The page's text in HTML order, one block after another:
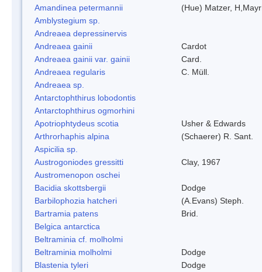
Amandinea petermannii
(Hue) Matzer,
Amblystegium sp.
Andreaea depressinervis
Andreaea gainii
Cardot
Andreaea gainii var. gainii
Card.
Andreaea regularis
C. Müll.
Andreaea sp.
Antarctophthirus lobodontis
Antarctophthirus ogmorhini
Apotriophtydeus scotia
Usher & Edwards
Arthrorhaphis alpina
(Schaerer) R. Sant.
Aspicilia sp.
Austrogoniodes gressitti
Clay, 1967
Austromenopon oschei
Bacidia skottsbergii
Dodge
Barbilophozia hatcheri
(A.Evans) Steph.
Bartramia patens
Brid.
Belgica antarctica
Beltraminia cf. molholmi
Beltraminia molholmi
Dodge
Blastenia tyleri
Dodge